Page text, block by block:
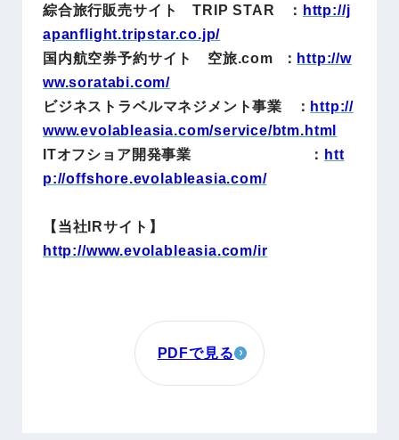
綜合旅行販売サイト TRIP STAR ： http://j
apanflight.tripstar.co.jp/
国内航空券予約サイト 空旅.com ： http://w
ww.soratabi.com/
ビジネストラベルマネジメント事業 ： http://
www.evolableasia.com/service/btm.html
ITオフショア開発事業 ： htt
p://offshore.evolableasia.com/
【当社IRサイト】
http://www.evolableasia.com/ir
PDFで見る